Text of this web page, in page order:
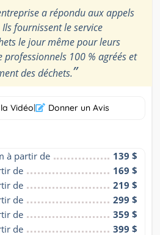
a répondu aux appels
fournissent le service
le jour même pour leurs
professionnels 100 % agréés et
des déchets.”
Vidéo| Donner un Avis
à partir de
139 $
de
169 $
de
219 $
de
299 $
de
359 $
de
399 $